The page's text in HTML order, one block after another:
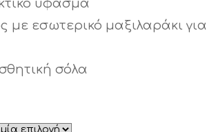
ύφασμα
με εσωτερικό μαξιλαράκι για
σόλα